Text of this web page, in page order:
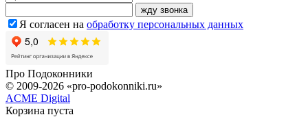
жду звонка
Я согласен на обработку персональных данных
Про Подоконники
© 2009-2026 «pro-podokonniki.ru»
ACME Digital
Корзина пуста